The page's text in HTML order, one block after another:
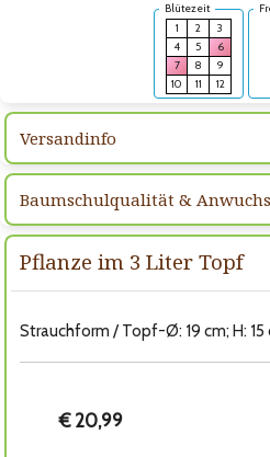
Blütezeit
1
2
3
4
5
6
7
8
9
10
11 12
Versandinfo
Baumschulqualität &
Pflanze im 3 Liter Topf
Strauchform / Topf-Ø: 19 cm; H: 15
€ 20,99